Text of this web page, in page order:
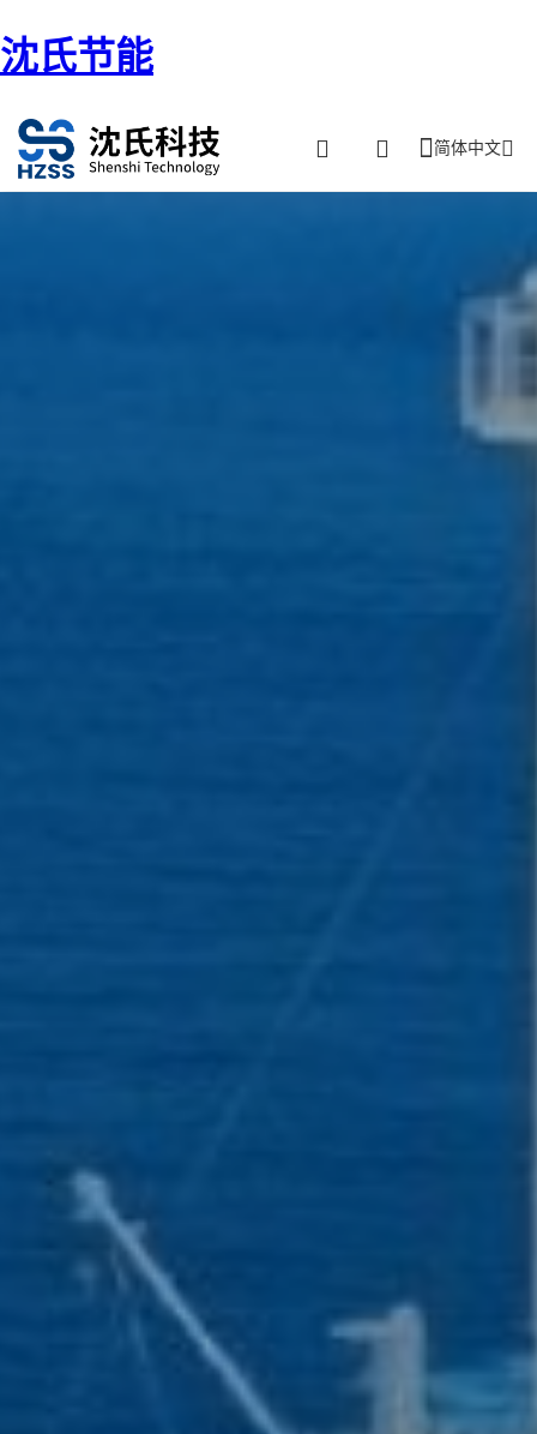
沈氏节能
简体中文
首页 / 海工港口码头-FSRU、FLNG、FPSO、油气区系统